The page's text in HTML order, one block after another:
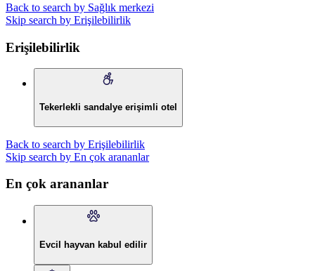
Back to search by Sağlık merkezi
Skip search by Erişilebilirlik
Erişilebilirlik
Tekerlekli sandalye erişimli otel
Back to search by Erişilebilirlik
Skip search by En çok arananlar
En çok arananlar
Evcil hayvan kabul edilir